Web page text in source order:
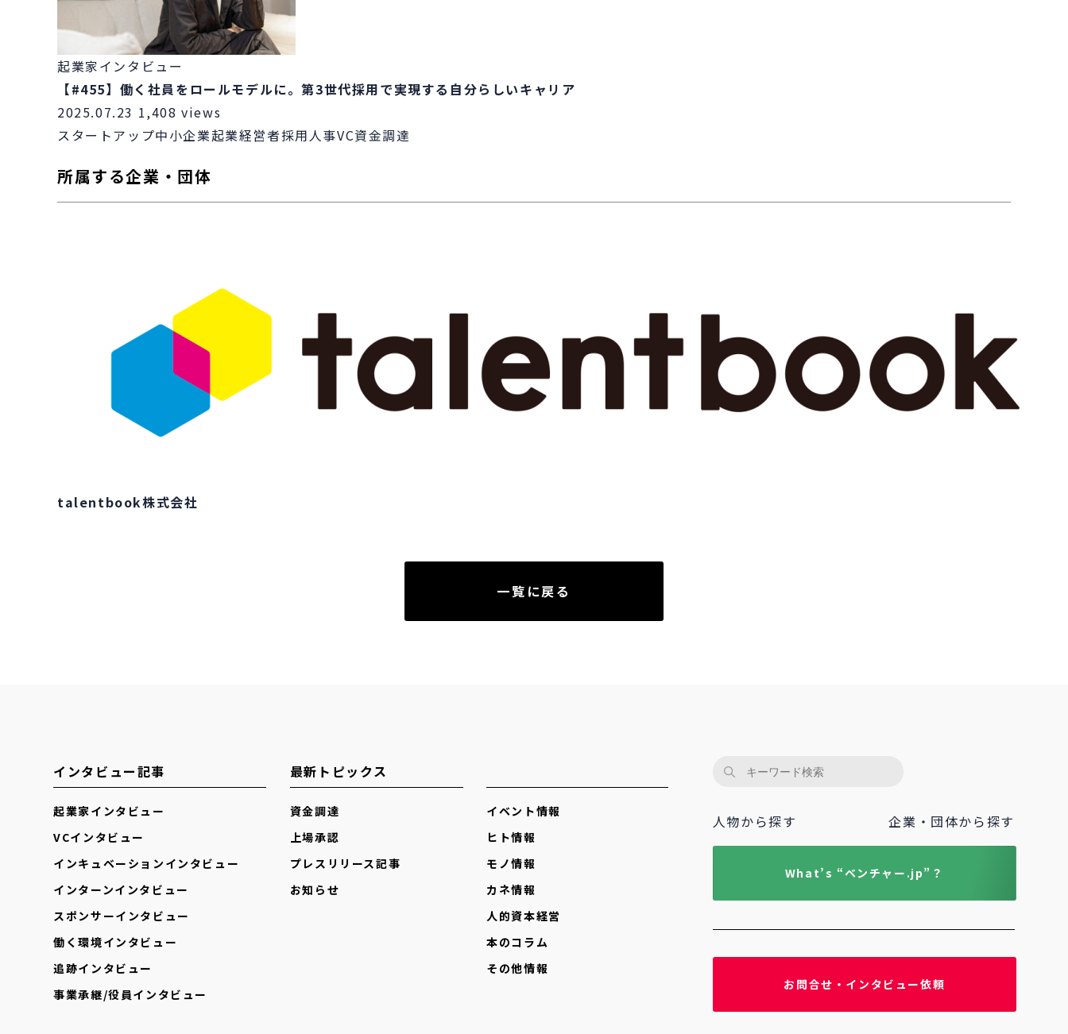
起業家インタビュー
【#455】働く社員をロールモデルに。第3世代採用で実現する自分らしいキャリア
2025.07.23 1,408 views
スタートアップ中小企業起業経営者採用人事VC資金調達
所属する企業・団体
talentbook株式会社
一覧に戻る
インタビュー記事
起業家インタビュー
VCインタビュー
インキュベーションインタビュー
インターンインタビュー
スポンサーインタビュー
働く環境インタビュー
追跡インタビュー
事業承継/役員インタビュー
最新トピックス
資金調達
上場承認
プレスリリース記事
お知らせ
イベント情報
ヒト情報
モノ情報
カネ情報
人的資本経営
本のコラム
その他情報
人物から探す 企業・団体から探す
What’s “ベンチャー.jp”？
お問合せ・インタビュー依頼